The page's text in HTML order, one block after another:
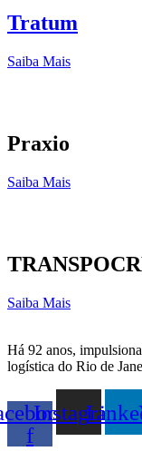
Tratum
Saiba Mais
Praxio
Saiba Mais
Saiba Mais
Há 92 anos,
logística do Rio de
f
Instagram